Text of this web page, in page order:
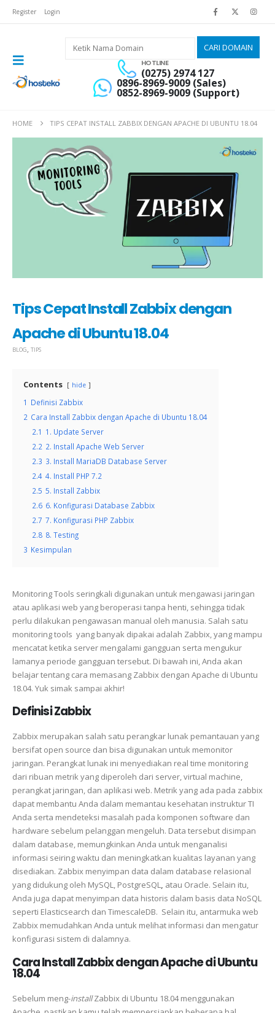
Register Login
HOTLINE
(0275) 2974 127
0896-8969-9009 (Sales)
0852-8969-9009 (Support)
HOME TIPS CEPAT INSTALL ZABBIX DENGAN APACHE DI UBUNTU 18.04
Tips Cepat Install Zabbix dengan
Apache di Ubuntu 18.04
BLOG TIPS
Contents hide
1 Definisi Zabbix
2 Cara Install Zabbix dengan Apache di Ubuntu 18.04
2.1 1. Update Server
2.2 2. Install Apache Web Server
2.3 3. Install MariaDB Database Server
2.4 4. Install PHP 7.2
2.5 5. Install Zabbix
2.6 6. Konfigurasi Database Zabbix
2.7 7. Konfigurasi PHP Zabbix
2.8 8. Testing
3 Kesimpulan
Monitoring Tools seringkali digunakan untuk mengawasi jaringan
atau aplikasi web yang beroperasi tanpa henti, sehingga tidak
perlu dilakukan pengawasan manual oleh manusia. Salah satu
monitoring tools yang banyak dipakai adalah Zabbix, yang mampu
mencatat ketika server mengalami gangguan serta mengukur
lamanya periode gangguan tersebut. Di bawah ini, Anda akan
belajar tentang cara memasang Zabbix dengan Apache di Ubuntu
18.04. Yuk simak sampai akhir!
Definisi Zabbix
Zabbix merupakan salah satu perangkar lunak pemantauan yang
bersifat open source dan bisa digunakan untuk memonitor
jaringan. Perangkat lunak ini menyediakan real time monitoring
dari ribuan metrik yang diperoleh dari server, virtual machine,
perangkat jaringan, dan aplikasi web. Metrik yang ada pada zabbix
dapat membantu Anda dalam memantau kesehatan instruktur TI
Anda serta mendeteksi masalah pada komponen software dan
hardware sebelum pelanggan mengeluh. Data tersebut disimpan
dalam database, memungkinkan Anda untuk menganalisi
informasi seiring waktu dan meningkatkan kualitas layanan yang
disediakan. Zabbix menyimpan data dalam database relasional
yang didukung oleh MySQL, PostgreSQL, atau Oracle. Selain itu,
Anda juga dapat menyimpan data historis dalam basis data NoSQL
seperti Elasticsearch dan TimescaleDB. Selain itu, antarmuka web
Zabbix memudahkan Anda untuk melihat informasi dan mengatur
konfigurasi sistem di dalamnya.
Cara Install Zabbix dengan Apache di Ubuntu
18.04
Sebelum meng-installZabbix di Ubuntu 18.04 menggunakan